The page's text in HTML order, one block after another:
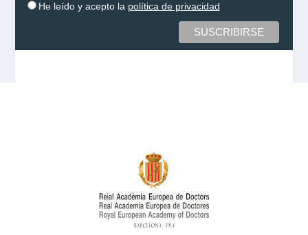
He leído y acepto la política de privacidad